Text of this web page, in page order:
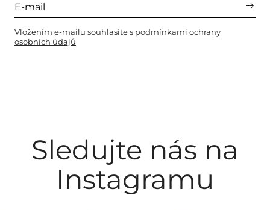
Vložením e-mailu souhlasíte s podmínkami ochrany
osobních údajů
Sledujte nás na
Instagramu